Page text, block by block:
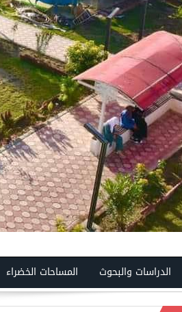
الدراسات والبحوث المساحات الخضراء